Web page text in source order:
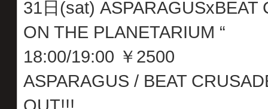
31日(sat) ASPARAGUSxBEAT
ON THE PLANETARIUM “
18:00/19:00 ￥2500
ASPARAGUS / BEAT